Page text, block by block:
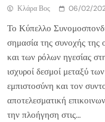
Κλάρα Βος 06/02/
Το Κύπελλο
σημασία της συνοχής της
και των ρόλων ηγεσίας
ισχυροί δεσμοί μεταξύ
εμπιστοσύνη και τον
αποτελεσματική
την πλοήγηση στις…